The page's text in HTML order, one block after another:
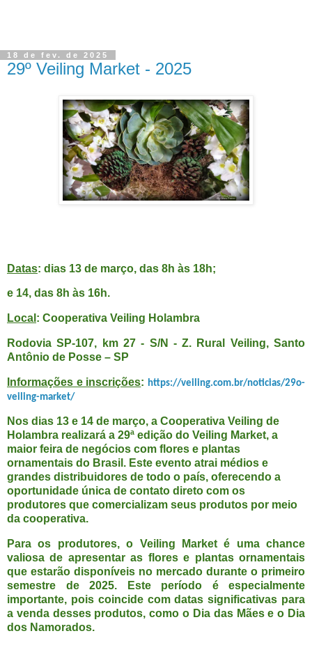
18 de fev. de 2025
29º Veiling Market - 2025
Datas: dias 13 de março, das 8h às 18h;
e 14, das 8h às 16h.
Local : Cooperativa Veiling Holambra
Rodovia SP-107, km 27 - S/N - Z. Rural Veiling, Santo
Antônio de Posse – SP
Informações e inscrições: https://veiling.com.br/noticias/29o-
veiling-market/
Nos dias 13 e 14 de março, a Cooperativa Veiling de
Holambra realizará a 29ª edição do Veiling Market, a
maior feira de negócios com flores e plantas
ornamentais do Brasil. Este evento atrai médios e
grandes distribuidores de todo o país, oferecendo a
oportunidade única de contato direto com os
produtores que comercializam seus produtos por meio
da cooperativa.
Para os produtores, o Veiling Market é uma chance
valiosa de apresentar as flores e plantas ornamentais
que estarão disponíveis no mercado durante o primeiro
semestre de 2025. Este período é especialmente
importante, pois coincide com datas significativas para
a venda desses produtos, como o Dia das Mães e o Dia
dos Namorados.